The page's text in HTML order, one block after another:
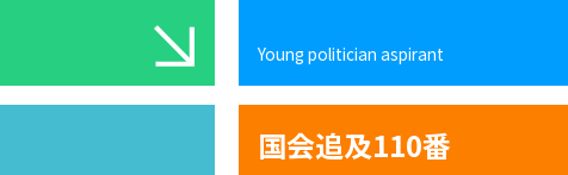
Young politician aspirant
国会追及110番